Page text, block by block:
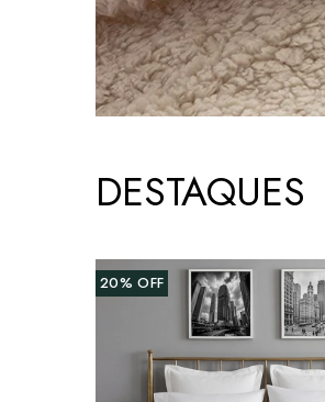
DESTAQUES
20% OFF